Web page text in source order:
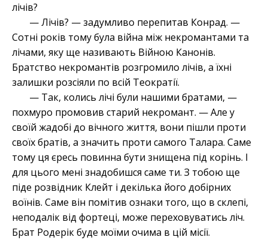
лічів?
— Лічів? — задумливо перепитав Конрад. —
Сотні років тому була війна між некромантами та
лічами, яку ще називають Війною Канонів.
Братство некромантів розгромило лічів, а їхні
залишки розсіяли по всій Теократії.
— Так, колись лічі були нашими братами, —
похмуро промовив старий некромант. — Але у
своїй жадобі до вічного життя, вони пішли проти
своїх братів, а значить проти самого Талара. Саме
тому ця єресь повинна бути знищена під корінь. І
для цього мені знадобишся саме ти. З тобою ще
піде розвідник Клейт і декілька його добірних
воїнів. Саме він помітив ознаки того, що в склепі,
неподалік від фортеці, може переховуватись ліч.
Брат Родерік буде моїми очима в цій місії.